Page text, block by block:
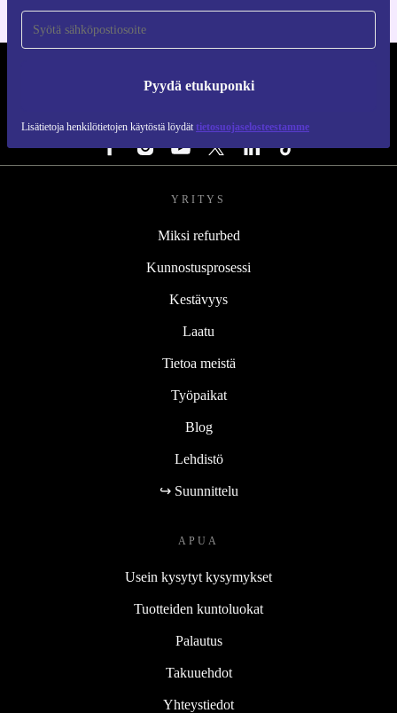
Pyydä etukuponki
Lisätietoja henkilötietojen käytöstä löydät tietosuojaselosteestamme
YRITYS
Miksi refurbed
Kunnostusprosessi
Kestävyys
Laatu
Tietoa meistä
Työpaikat
Blog
Lehdistö
↪ Suunnittelu
APUA
Usein kysytyt kysymykset
Tuotteiden kuntoluokat
Palautus
Takuuehdot
Yhteystiedot